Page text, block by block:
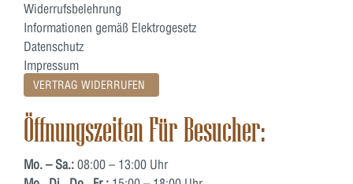
Widerrufsbelehrung
Informationen gemäß Elektrogesetz
Datenschutz
Impressum
VERTRAG WIDERRUFEN
Öffnungszeiten Für Besucher:
Mo. – Sa.: 08:00 – 13:00 Uhr